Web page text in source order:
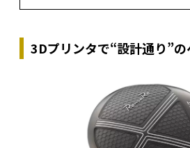
3Dプリンタで“設計通り”